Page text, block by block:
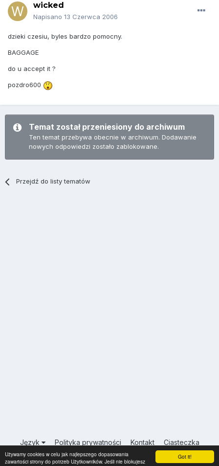
Got it!
Używamy cookies w celu jak najlepszego dopasowania
zawartości strony do potrzeb Użytkowników. Jeśli nie blokujesz
wicked
Napisano 13 Czerwca 2006
dzieki czesiu, byles bardzo pomocny.
BAGGAGE
do u accept it ?
pozdro600
Temat został przeniesiony do archiwum
Ten temat przebywa obecnie w archiwum. Dodawanie
nowych odpowiedzi zostało zablokowane.
Przejdź do listy tematów
Język Polityka prywatności Kontakt Ciasteczka
USA.INFO.PL
Powered by Invision Community